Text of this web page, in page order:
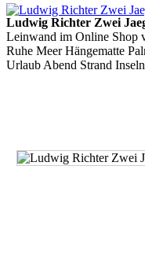
Ludwig Richter Zwei
Leinwand im Online Shop
Ruhe Meer Hängematte
Urlaub Abend Strand